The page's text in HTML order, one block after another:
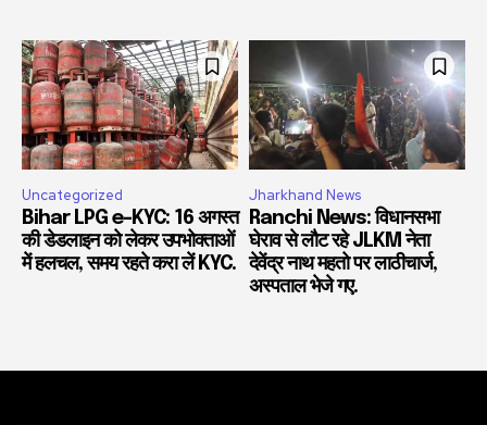
Uncategorized
Bihar LPG e-KYC: 16 अगस्त
की डेडलाइन को लेकर उपभोक्ताओं
में हलचल, समय रहते करा लें KYC.
Jharkhand News
Ranchi News: विधानसभा
घेराव से लौट रहे JLKM नेता
देवेंद्र नाथ महतो पर लाठीचार्ज,
अस्पताल भेजे गए.